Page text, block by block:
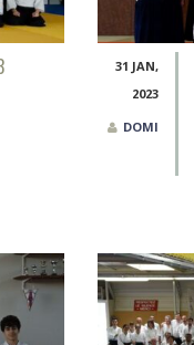
31 JAN,
2023
DOMI